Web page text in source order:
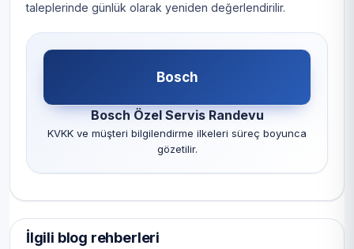
taleplerinde günlük olarak yeniden değerlendirilir.
Bosch
Bosch Özel Servis Randevu
KVKK ve müşteri bilgilendirme ilkeleri süreç boyunca
gözetilir.
İlgili blog rehberleri